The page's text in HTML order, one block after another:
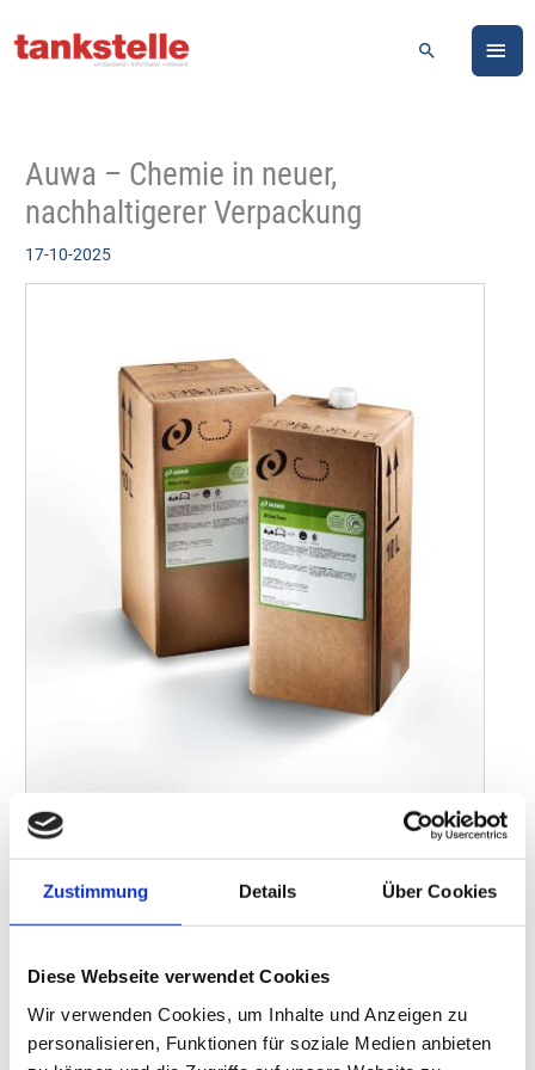
Zustimmung Details Über Cookies
Diese Webseite verwendet Cookies
Wir verwenden Cookies, um Inhalte und Anzeigen zu
personalisieren, Funktionen für soziale Medien anbieten
Inhalt
Suchen
Auwa – Chemie in neuer,
nachhaltigerer Verpackung
17-10-2025
Foto: Auwa
gehörende Marke für professionelle Fahrzeugpflege – eine neue
Verpackungslösung eingeführt. Im Vergleich zu herkömmlichen
und reduziert das Transportvolumen.
Die Verpackungslösung „Chem-in-a-Box®“ ist UN-zertifiziert und
besteht aus einer Kartonbox sowie einem mehrlagigen